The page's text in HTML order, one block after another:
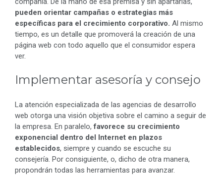
pueden orientar campañas o estrategias más
específicas para el crecimiento corporativo. Al mismo
tiempo, es un detalle que promoverá la creación de una
página web con todo aquello que el consumidor espera
ver.
Implementar asesoría y consejo
La atención especializada de las agencias de desarrollo
web otorga una visión objetiva sobre el camino a seguir de
la empresa. En paralelo,favorece su crecimiento
exponencial dentro del Internet en plazos
establecidos, siempre y cuando se escuche su
consejería. Por consiguiente, o, dicho de otra manera,
propondrán todas las herramientas para avanzar.